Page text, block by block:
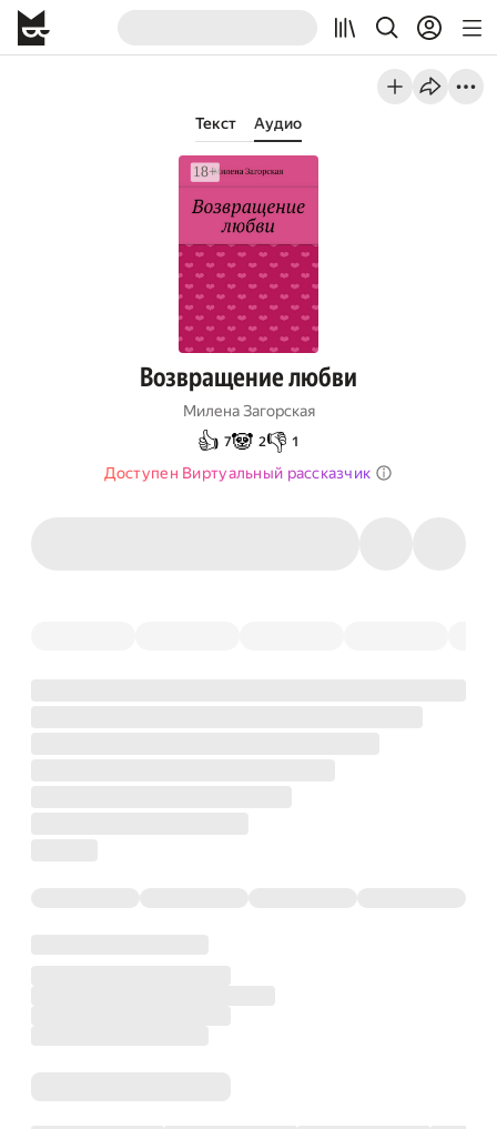
Текст Аудио
Возвращение любви
Милена Загорская
👍 7🐼 2👎 1
Доступен Виртуальный рассказчик